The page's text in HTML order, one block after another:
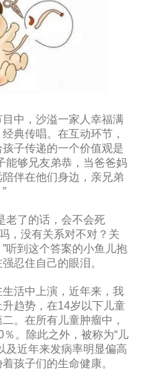
中，沙溢一家人幸福满
典传唱。在互动环节，
子传递的一个价值观是
能够兄友弟恭，当爸爸妈
伴在他们身边，亲兄弟
老了的话，会不会死
，没有关系对不对？关
听到这个答案的小鱼儿抱
忍住自己的眼泪。
活中上演，近年来，我
趋势，在14岁以下儿童
。在所有儿童肿瘤中，
。除此之外，被称为“儿
及近年来发病率明显偏高
孩子们的生命健康。